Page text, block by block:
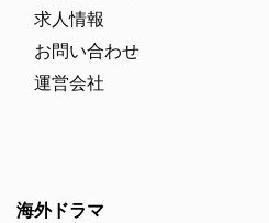
求人情報
お問い合わせ
運営会社
海外ドラマ